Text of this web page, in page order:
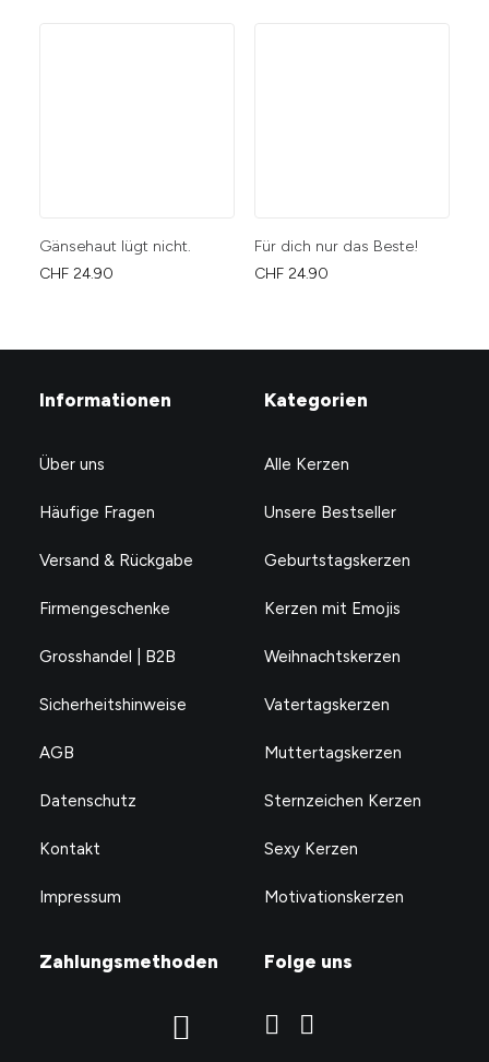
Gänsehaut lügt nicht.
CHF 24.90
Für dich nur das Beste!
CHF 24.90
Informationen
Über uns
Häufige Fragen
Versand & Rückgabe
Firmengeschenke
Grosshandel | B2B
Sicherheitshinweise
AGB
Datenschutz
Kontakt
Impressum
Kategorien
Alle Kerzen
Unsere Bestseller
Geburtstagskerzen
Kerzen mit Emojis
Weihnachtskerzen
Vatertagskerzen
Muttertagskerzen
Sternzeichen Kerzen
Sexy Kerzen
Motivationskerzen
Zahlungsmethoden Folge uns